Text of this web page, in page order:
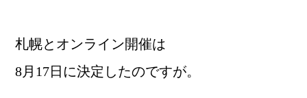
札幌とオンライン開催は
8月17日に決定したのですが。